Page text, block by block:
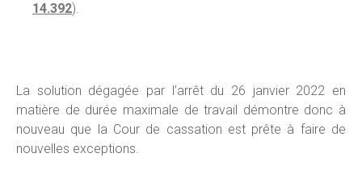
14.392).
La solution dégagée par l’arrêt du 26 janvier 2022 en
matière de durée maximale de travail démontre donc à
nouveau que la Cour de cassation est prête à faire de
nouvelles exceptions.